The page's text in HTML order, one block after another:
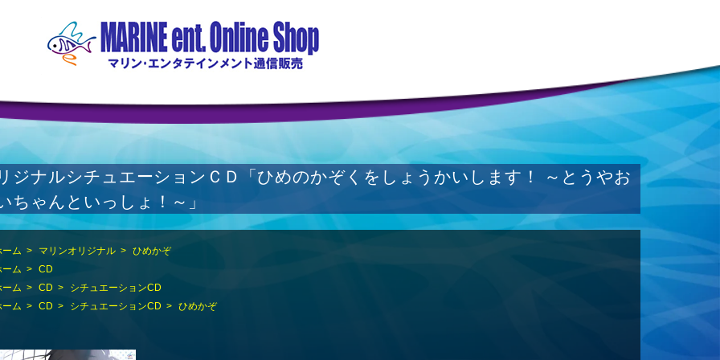
ジナルシチュエーションＣＤ「ひめのかぞくをしょうかいします！ ～とうやお
ちゃんといっしょ！～」
ーム > マリンオリジナル > ひめかぞ
ーム > CD
ーム > CD >
シチュエーションCD
ーム > CD > シチュエーションCD > ひめかぞ